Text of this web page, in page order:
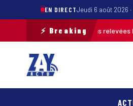
EN DIRECTJeudi 6 août 2026 ·
⚡ Breaking
de 120 infractions relevées lors des